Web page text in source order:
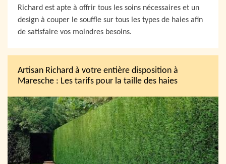
Richard est apte à offrir tous les soins nécessaires et un
design à couper le souffle sur tous les types de haies afin
de satisfaire vos moindres besoins.
Artisan Richard à votre entière disposition à
Maresche : Les tarifs pour la taille des haies